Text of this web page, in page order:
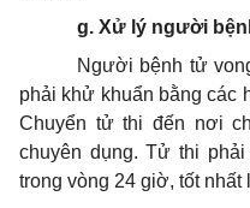
g. Xử lý người
Người bệnh tử
phải khử khuẩn bằng các
Chuyển tử thi đến nơi
chuyên dụng. Tử thi
trong vòng 24 giờ, tốt nhất